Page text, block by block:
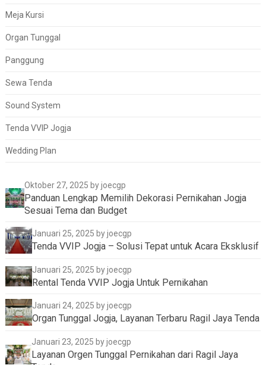
Meja Kursi
Organ Tunggal
Panggung
Sewa Tenda
Sound System
Tenda VVIP Jogja
Wedding Plan
Oktober 27, 2025 by joecgp
Panduan Lengkap Memilih Dekorasi Pernikahan Jogja
Sesuai Tema dan Budget
Januari 25, 2025 by joecgp
Tenda VVIP Jogja – Solusi Tepat untuk Acara Eksklusif
Januari 25, 2025 by joecgp
Rental Tenda VVIP Jogja Untuk Pernikahan
Januari 24, 2025 by joecgp
Organ Tunggal Jogja, Layanan Terbaru Ragil Jaya Tenda
Januari 23, 2025 by joecgp
Layanan Orgen Tunggal Pernikahan dari Ragil Jaya